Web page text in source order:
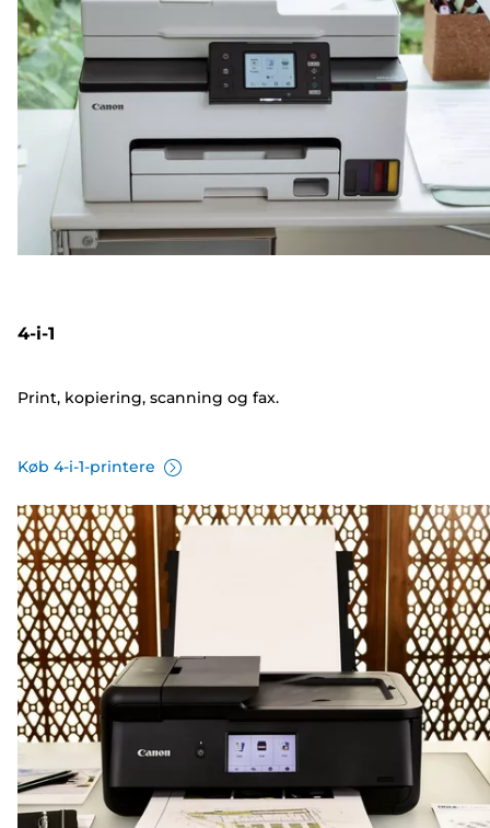
4-i-1
Print, kopiering, scanning og fax.
Køb 4-i-1-printere